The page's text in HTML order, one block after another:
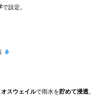
で設定。
スウェイルで雨水を貯めて浸透。